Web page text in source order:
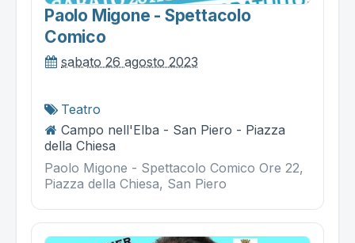
Paolo Migone - Spettacolo
Comico
sabato 26 agosto 2023
Teatro
Campo nell'Elba - San Piero - Piazza
della Chiesa
Paolo Migone - Spettacolo Comico Ore 22,
Piazza della Chiesa, San Piero